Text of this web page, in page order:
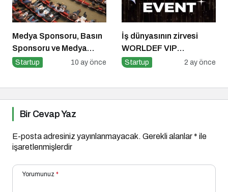
Medya Sponsoru, Basın
Sponsoru ve Medya
Partneri Ne Demek?
Startup 10 ay önce
İş dünyasının zirvesi
WORLDEF VIP
Connect’te buluştu
Startup 2 ay önce
Bir Cevap Yaz
E-posta adresiniz yayınlanmayacak. Gerekli alanlar* ile
işaretlenmişlerdir
Yorumunuz *